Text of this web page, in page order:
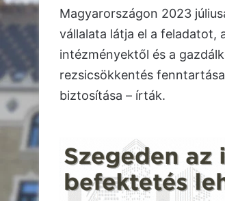
Magyarországon 2023
vállalata látja el a feladatot,
intézményektől és a
rezsicsökkentés
biztosítása – írták.